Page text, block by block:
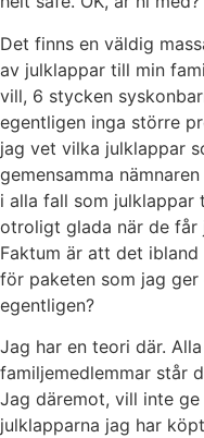
Det finns en väldig
av julklappar till min
vill, 6 stycken
egentligen inga större
jag vet vilka julklappar
gemensamma
i alla fall som julklappar
otroligt glada när de får
Faktum är att det
för paketen som jag
egentligen?
Jag har en teori där.
familjemedlemmar står
Jag däremot, vill inte
julklapparna jag har